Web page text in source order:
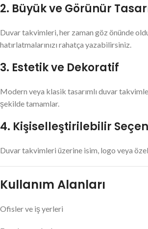
2. Büyük ve Görünür
Duvar takvimleri, her zaman göz önünde
hatırlatmalarınızı rahatça yazabilirsiniz.
3. Estetik ve Dekoratif
Modern veya klasik tasarımlı duvar
şekilde tamamlar.
4. Kişiselleştirilebilir
Duvar takvimleri üzerine isim, logo veya
Kullanım Alanları
Ofisler ve iş yerleri